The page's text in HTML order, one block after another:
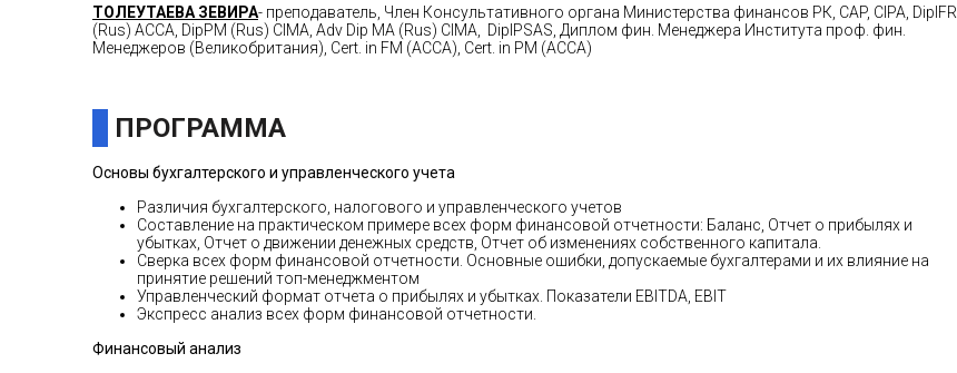
ТОЛЕУТАЕВА ЗЕВИРА- преподаватель, Член Консультативного органа Министерства финансов РК, САP, CIPA, DipIFR
(Rus) ACCA, DipPM (Rus) CIMA, Adv Dip MA (Rus) CIMA, DipIPSAS, Диплом фин. Менеджера Института проф. фин.
Менеджеров (Великобритания), Cert. in FM (ACCA), Cert. in PM (ACCA)
ПРОГРАММА
Основы бухгалтерского и управленческого учета
Различия бухгалтерского, налогового и управленческого учетов
Составление на практическом примере всех форм финансовой отчетности: Баланс, Отчет о прибылях и
убытках, Отчет о движении денежных средств, Отчет об изменениях собственного капитала.
Сверка всех форм финансовой отчетности. Основные ошибки, допускаемые бухгалтерами и их влияние на
принятие решений топ-менеджментом
Управленческий формат отчета о прибылях и убытках. Показатели EBITDA, EBIT
Экспресс анализ всех форм финансовой отчетности.
Финансовый анализ